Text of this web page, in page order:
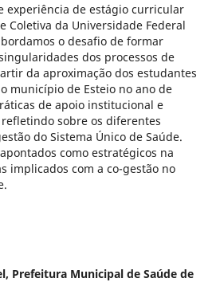
experiência de estágio curricular
Coletiva da Universidade Federal
o desafio de formar
dos processos de
da aproximação dos estudantes
município de Esteio no ano de
de apoio institucional e
sobre os diferentes
do Sistema Único de Saúde.
como estratégicos na
implicados com a co-gestão no
Prefeitura Municipal de Saúde de